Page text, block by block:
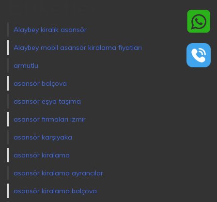
Alaybey kiralık asansör
Alaybey mobil asansör kiralama fiyatları
armutlu
asansör balçova
asansör eşya taşıma
asansör firmaları izmir
asansör karşıyaka
asansör kiralama
asansör kiralama ayrancılar
asansör kiralama balçova